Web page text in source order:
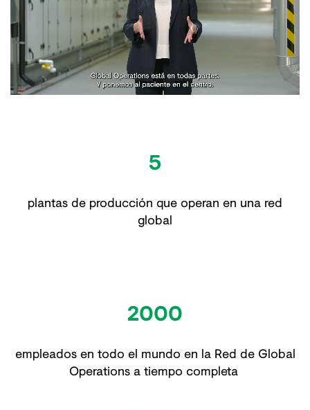
5
plantas de producción que operan en una red
global
2000
empleados en todo el mundo en la Red de Global
Operations a tiempo completa